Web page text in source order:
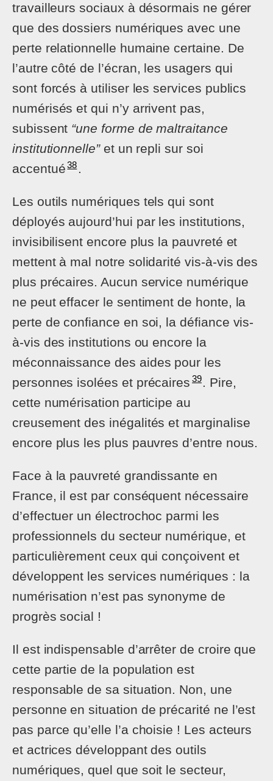
travailleurs sociaux à désormais ne gérer
que des dossiers numériques avec une
perte relationnelle humaine certaine. De
l’autre côté de l’écran, les usagers qui
sont forcés à utiliser les services publics
numérisés et qui n’y arrivent pas,
subissent “une forme de maltraitance
institutionnelle”et un repli sur soi
accentué 38 .
Les outils numériques tels qui sont
déployés aujourd’hui par les institutions,
invisibilisent encore plus la pauvreté et
mettent à mal notre solidarité vis-à-vis des
plus précaires. Aucun service numérique
ne peut effacer le sentiment de honte, la
perte de confiance en soi, la défiance vis-
à-vis des institutions ou encore la
méconnaissance des aides pour les
personnes isolées et précaires 39. Pire,
cette numérisation participe au
creusement des inégalités et marginalise
encore plus les plus pauvres d’entre nous.
Face à la pauvreté grandissante en
France, il est par conséquent nécessaire
d’effectuer un électrochoc parmi les
professionnels du secteur numérique, et
particulièrement ceux qui conçoivent et
développent les services numériques : la
numérisation n’est pas synonyme de
progrès social !
Il est indispensable d’arrêter de croire que
cette partie de la population est
responsable de sa situation. Non, une
personne en situation de précarité ne l’est
pas parce qu’elle l’a choisie ! Les acteurs
et actrices développant des outils
numériques, quel que soit le secteur,